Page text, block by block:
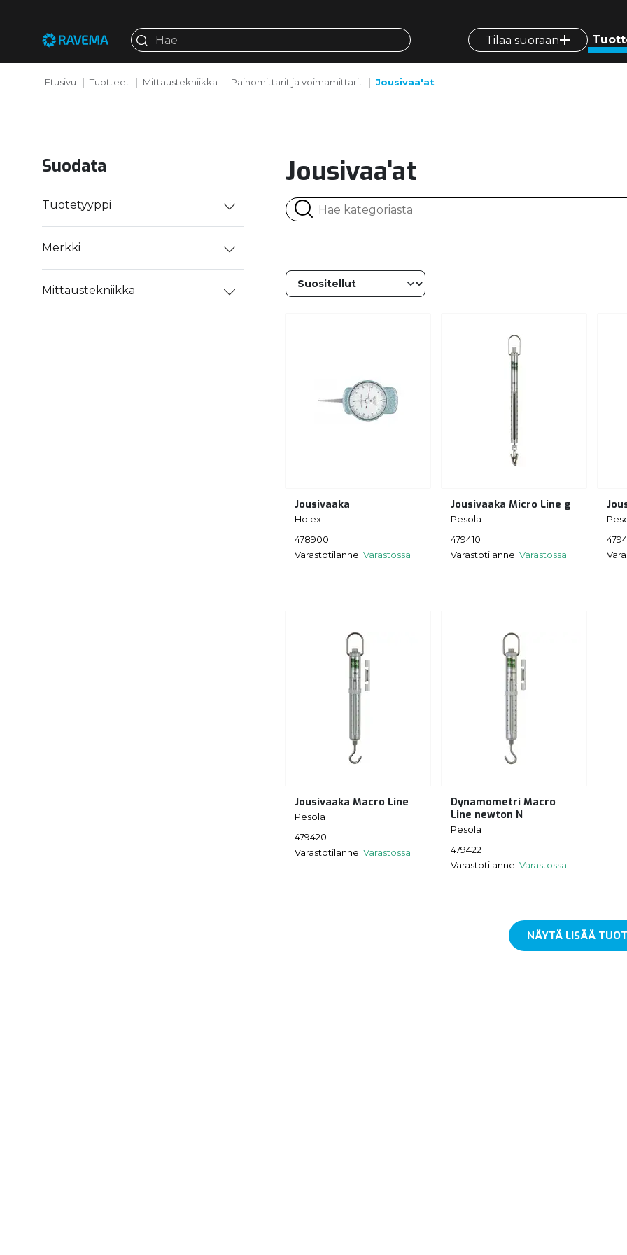
Tilaa suoraan
Etusivu Tuotteet Mittaustekniikka Painomittarit ja voimamittarit Jousivaa'at
Suodata
Tuotetyyppi
Merkki
Mittaustekniikka
Jousivaa'at
Jousivaaka
Holex
478900
Varastotilanne: Varastossa
Jousivaaka Micro Line g
Pesola
479410
Varastotilanne: Varastossa
Jousivaaka Macro Line
Pesola
479420
Varastotilanne: Varastossa
Dynamometri Macro
Line newton N
Pesola
479422
Varastotilanne: Varastossa
NÄYTÄ LISÄÄ